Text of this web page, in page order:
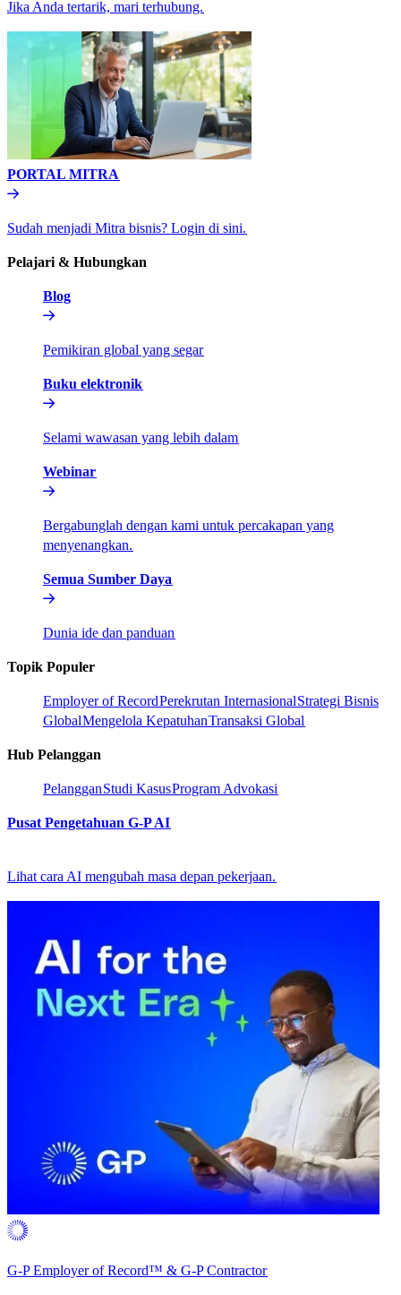
Jika Anda tertarik, mari terhubung.​​
PORTAL MITRA​​
Sudah menjadi Mitra bisnis? Login di sini.​​
Pelajari & Hubungkan​​
Blog​​
Pemikiran global yang segar​​
Buku elektronik​​
Selami wawasan yang lebih dalam​​
Webinar​​
Bergabunglah dengan kami untuk percakapan yang
menyenangkan.​​
Semua Sumber Daya​​
Dunia ide dan panduan​​
Topik Populer​​
Employer of Record​​Perekrutan Internasional​​Strategi Bisnis
Global​​Mengelola Kepatuhan​​Transaksi Global​​
Hub Pelanggan​​
Pelanggan​​Studi Kasus​​Program Advokasi​​
Pusat Pengetahuan G-P AI​​
Lihat cara AI mengubah masa depan pekerjaan.​​
G-P Employer of Record™ & G-P Contractor​​